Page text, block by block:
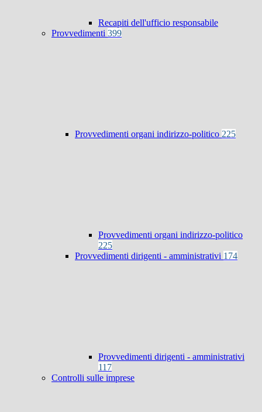
Recapiti dell'ufficio responsabile
Provvedimenti 399
Provvedimenti organi indirizzo-politico 225
Provvedimenti organi indirizzo-politico
225
Provvedimenti dirigenti - amministrativi 174
Provvedimenti dirigenti - amministrativi
117
Controlli sulle imprese